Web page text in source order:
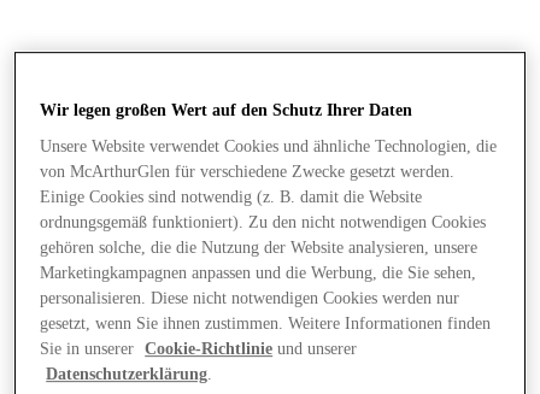
Wir legen großen Wert auf den Schutz Ihrer Daten
Unsere Website verwendet Cookies und ähnliche Technologien, die
von McArthurGlen für verschiedene Zwecke gesetzt werden.
Einige Cookies sind notwendig (z. B. damit die Website
ordnungsgemäß funktioniert). Zu den nicht notwendigen Cookies
gehören solche, die die Nutzung der Website analysieren, unsere
Marketingkampagnen anpassen und die Werbung, die Sie sehen,
personalisieren. Diese nicht notwendigen Cookies werden nur
gesetzt, wenn Sie ihnen zustimmen. Weitere Informationen finden
Sie in unserer
Cookie-Richtlinie und unserer
Datenschutzerklärung.